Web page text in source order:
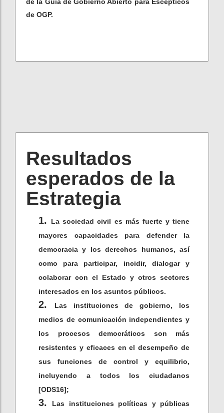
de OGP.
Resultados
esperados de la
Estrategia
La sociedad civil es más fuerte y tiene
mayores capacidades para defender la
democracia y los derechos humanos, así
como para participar, incidir, dialogar y
colaborar con el Estado y otros sectores
interesados en los asuntos públicos.
Las instituciones de gobierno, los
medios de comunicación independientes y
los procesos democráticos son más
resistentes y eficaces en el desempeño de
sus funciones de control y equilibrio,
incluyendo a todos los ciudadanos
[ODS16];
Las instituciones políticas y públicas